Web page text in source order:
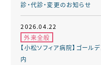
診・代診・変更のお知らせ
2026.04.22
外来全般
【小松ソフィア病院】ゴール
内